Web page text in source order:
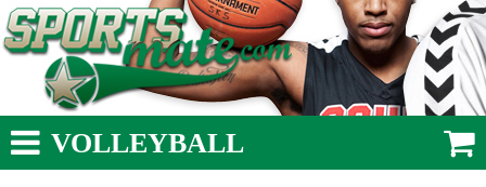
VOLLEYBALL